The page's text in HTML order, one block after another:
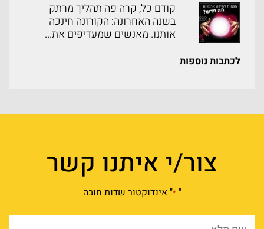
קודם כל, קרה פה תהליך מרתק
בשנה האחרונה: הקורונה חינכה
אותנו. מאנשים שמעדיפים את...
לכתבות נוספות
צור/י איתנו קשר
"
*" אינדוקטור שדות חובה
שם